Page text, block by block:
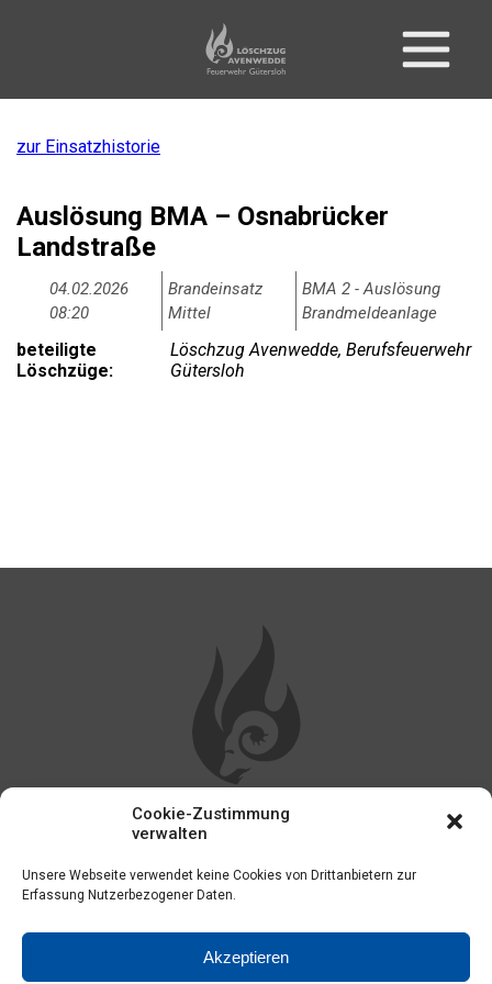
Cookie-Zustimmung
verwalten
Unsere Webseite verwendet keine Cookies von Drittanbietern zur
Erfassung Nutzerbezogener Daten.
Akzeptieren
zur Einsatzhistorie
Auslösung BMA – Osnabrücker
Landstraße
04.02.2026
08:20
Brandeinsatz
Mittel
BMA 2 - Auslösung
Brandmeldeanlage
beteiligte
Löschzüge:
Löschzug Avenwedde, Berufsfeuerwehr
Gütersloh
WEITERE LINKS
Impressum
Kontakt